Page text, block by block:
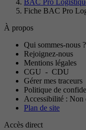
BAC Pro
Fiche BAC Pro
À propos
Qui sommes-nous ?
Rejoignez-nous
Mentions légales
CGU - CDU
Gérer mes traceurs
Politique de
Accessibilité : Non
Plan de site
Accès direct